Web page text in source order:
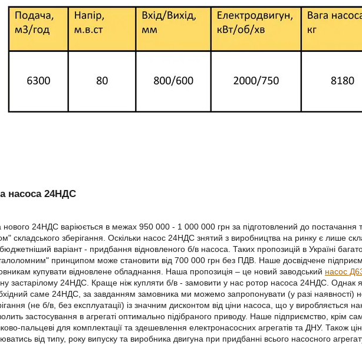
насоса 24НДС
нового 24НДС варіюється в межах 950 000 - 1 000 000 грн за підготовлений до постачання
складського зберігання. Оскільки насос 24НДС знятий з виробництва на ринку є лише
варіант - придбання відновленого б/в насоса. Таких пропозицій в Україні
принципом може становити від 700 000 грн без ПДВ. Наше досвідчене
купувати відновлене обладнання. Наша пропозиція – це новий заводський насос
застарілому 24НДС. Краще ніж купляти б/в - замовити у нас ротор насоса 24НДС. Однак
саме 24НДС, за завданням замовника ми можемо запропонувати (у разі наявності)
(не б/в, без експлуатації) із значним дисконтом від ціни насоса, що у виробляється
застосування в агрегаті оптимально підібраного приводу. Наше підприємство, крім
пальцеві для комплектації та здешевлення електронасосних агрегатів та ДНУ. Також
від типу, року випуску та виробника двигуна при придбанні всього насосного